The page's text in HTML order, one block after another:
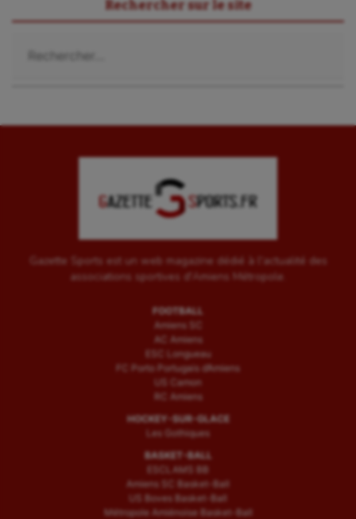
Rechercher sur le site
Gazette Sports est un web magazine dédié à l'actualité des
associations sportives d'Amiens Métropole.
FOOTBALL
Amiens SC
AC Amiens
ESC Longueau
FC Porto Portugais d’Amiens
US Camon
RC Amiens
HOCKEY-SUR-GLACE
Les Gothiques
BASKET-BALL
ESCLAMS BB
Amiens SC Basket-Ball
US Boves Basket-Ball
Métropole Amiénoise Basket-Ball